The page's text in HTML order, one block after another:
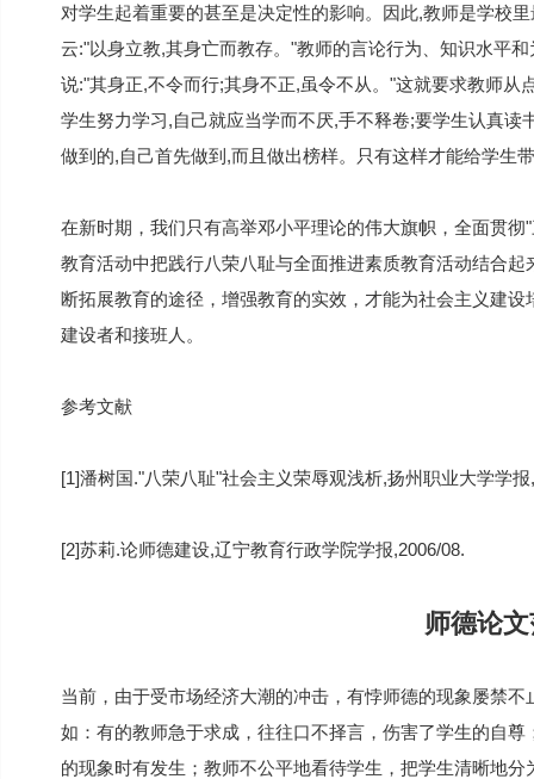
对学生起着重要的甚至是决定性的影响。因此,教师是学校
云:"以身立教,其身亡而教存。"教师的言论行为、知识水平
说:"其身正,不令而行;其身不正,虽令不从。"这就要求教师
学生努力学习,自己就应当学而不厌,手不释卷;要学生认真
做到的,自己首先做到,而且做出榜样。只有这样才能给学生
在新时期，我们只有高举邓小平理论的伟大旗帜，全面贯
教育活动中把践行八荣八耻与全面推进素质教育活动结合
断拓展教育的途径，增强教育的实效，才能为社会主义建
建设者和接班人。
参考文献
[1]潘树国."八荣八耻"社会主义荣辱观浅析,扬州职业大学学报
[2]苏莉.论师德建设,辽宁教育行政学院学报,2006/08.
师德论
当前，由于受市场经济大潮的冲击，有悖师德的现象屡禁
如：有的教师急于求成，往往口不择言，伤害了学生的自
的现象时有发生；教师不公平地看待学生，把学生清晰地